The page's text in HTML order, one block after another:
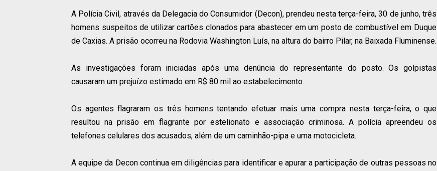
A Polícia Civil, através da Delegacia do Consumidor (Decon), prendeu nesta terça-feira, 30 de junho, três
homens suspeitos de utilizar cartões clonados para abastecer em um posto de combustível em Duque
de Caxias. A prisão ocorreu na Rodovia Washington Luís, na altura do bairro Pilar, na Baixada Fluminense.
As investigações foram iniciadas após uma denúncia do representante do posto. Os golpistas
causaram um prejuízo estimado em R$ 80 mil ao estabelecimento.
Os agentes flagraram os três homens tentando efetuar mais uma compra nesta terça-feira, o que
resultou na prisão em flagrante por estelionato e associação criminosa. A polícia apreendeu os
telefones celulares dos acusados, além de um caminhão-pipa e uma motocicleta.
A equipe da Decon continua em diligências para identificar e apurar a participação de outras pessoas no